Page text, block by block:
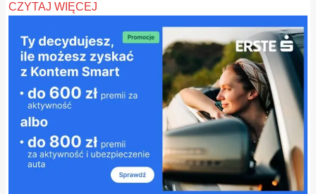
CZYTAJ WIĘCEJ